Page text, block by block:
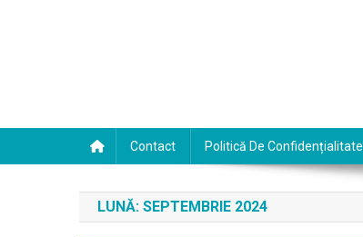
Contact Politică De Confidențialitate
LUNĂ: SEPTEMBRIE 2024